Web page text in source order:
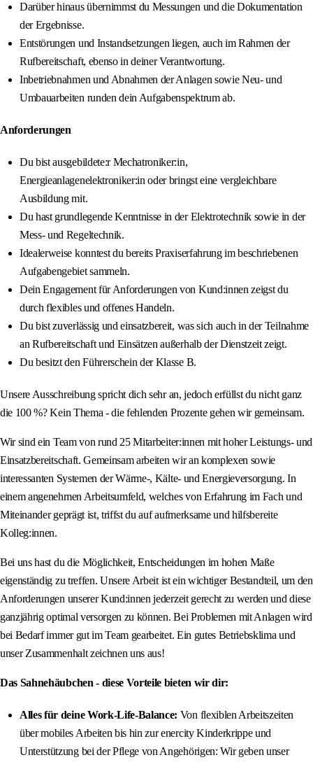
Darüber hinaus übernimmst du Messungen und die Dokumentation
der Ergebnisse.
Entstörungen und Instandsetzungen liegen, auch im Rahmen der
Rufbereitschaft, ebenso in deiner Verantwortung.
Inbetriebnahmen und Abnahmen der Anlagen sowie Neu- und
Umbauarbeiten runden dein Aufgabenspektrum ab.
Anforderungen
Du bist ausgebildete:r Mechatroniker:in,
Energieanlagenelektroniker:in oder bringst eine vergleichbare
Ausbildung mit.
Du hast grundlegende Kenntnisse in der Elektrotechnik sowie in der
Mess- und Regeltechnik.
Idealerweise konntest du bereits Praxiserfahrung im beschriebenen
Aufgabengebiet sammeln.
Dein Engagement für Anforderungen von Kund:innen zeigst du
durch flexibles und offenes Handeln.
Du bist zuverlässig und einsatzbereit, was sich auch in der Teilnahme
an Rufbereitschaft und Einsätzen außerhalb der Dienstzeit zeigt.
Du besitzt den Führerschein der Klasse B.
Unsere Ausschreibung spricht dich sehr an, jedoch erfüllst du nicht ganz
die 100 %? Kein Thema - die fehlenden Prozente gehen wir gemeinsam.
Wir sind ein Team von rund 25 Mitarbeiter:innen mit hoher Leistungs- und
Einsatzbereitschaft. Gemeinsam arbeiten wir an komplexen sowie
interessanten Systemen der Wärme-, Kälte- und Energieversorgung. In
einem angenehmen Arbeitsumfeld, welches von Erfahrung im Fach und
Miteinander geprägt ist, triffst du auf aufmerksame und hilfsbereite
Kolleg:innen.
Bei uns hast du die Möglichkeit, Entscheidungen im hohen Maße
eigenständig zu treffen. Unsere Arbeit ist ein wichtiger Bestandteil, um den
Anforderungen unserer Kund:innen jederzeit gerecht zu werden und diese
ganzjährig optimal versorgen zu können. Bei Problemen mit Anlagen wird
bei Bedarf immer gut im Team gearbeitet. Ein gutes Betriebsklima und
unser Zusammenhalt zeichnen uns aus!
Das Sahnehäubchen - diese Vorteile bieten wir dir:
Alles für deine Work-Life-Balance: Von flexiblen Arbeitszeiten
über mobiles Arbeiten bis hin zur enercity Kinderkrippe und
Unterstützung bei der Pflege von Angehörigen: Wir geben unser